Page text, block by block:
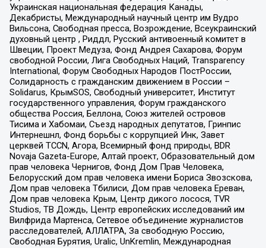
Украинская национальная федерация Канады,
Декабристы, Международный научный центр им Вудро
Вильсона, Свободная пресса, Возрождение, Всеукраинский
духовный центр , Риддл, Русский антивоенный комитет в
Швеции, Проект Медуза, Фонд Андрея Сахарова, Форум
свободной России, Лига Свободных Наций, Transparеncy
International, Форум Свободных Народов ПостРоссии,
Солидарность с гражданским движением в России –
Solidarus, КрымSOS, Свободный университет, Институт
государственного управления, Форум гражданского
общества Россия, Беллона, Союз жителей островов
Тисима и Хабомаи, Съезд народных депутатов, Гринпис
Интернешнл, Фонд борьбы с коррупцией Инк, Завет
церквей TCCN, Агора, Всемирный фонд природы, BDR
Novaja Gazeta-Europe, Алтай проект, Образовательный дом
прав человека Чернигов, Фонд Дом Прав Человека,
Белорусский дом прав человека имени Бориса Звозскова,
Дом прав человека Тбилиси, Дом прав человека Ереван,
Дом прав человека Крым, Центр дикого лосося, TVR
Studios, ТВ Дождь, Центр европейских исследований им
Вилфрида Мартенса, Сетевое объединение журналистов
расследователей, АЛЛАТРА, За свободную Россию,
Свободная Бурятия, Uralic, UnKremlin, Международная